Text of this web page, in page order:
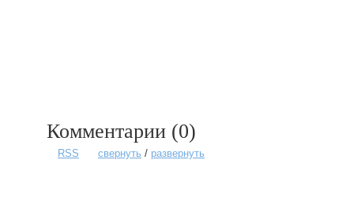
Комментарии (0)
RSS свернуть / развернуть